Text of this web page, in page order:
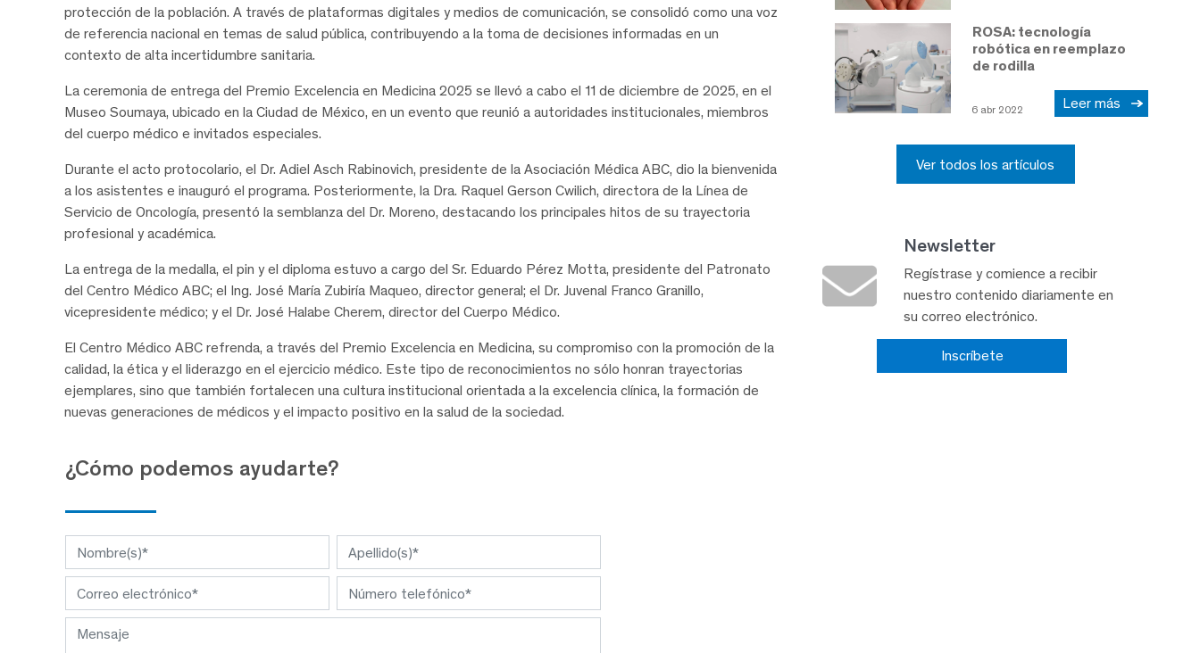
protección de la población. A través de plataformas digitales y medios de comunicación, se consolidó como una voz
de referencia nacional en temas de salud pública, contribuyendo a la toma de decisiones informadas en un
contexto de alta incertidumbre sanitaria.
La ceremonia de entrega del Premio Excelencia en Medicina 2025 se llevó a cabo el 11 de diciembre de 2025, en el
Museo Soumaya, ubicado en la Ciudad de México, en un evento que reunió a autoridades institucionales, miembros
del cuerpo médico e invitados especiales.
Durante el acto protocolario, el Dr. Adiel Asch Rabinovich, presidente de la Asociación Médica ABC, dio la bienvenida
a los asistentes e inauguró el programa. Posteriormente, la Dra. Raquel Gerson Cwilich, directora de la Línea de
Servicio de Oncología, presentó la semblanza del Dr. Moreno, destacando los principales hitos de su trayectoria
profesional y académica.
La entrega de la medalla, el pin y el diploma estuvo a cargo del Sr. Eduardo Pérez Motta, presidente del Patronato
del Centro Médico ABC; el Ing. José María Zubiría Maqueo, director general; el Dr. Juvenal Franco Granillo,
vicepresidente médico; y el Dr. José Halabe Cherem, director del Cuerpo Médico.
El Centro Médico ABC refrenda, a través del Premio Excelencia en Medicina, su compromiso con la promoción de la
calidad, la ética y el liderazgo en el ejercicio médico. Este tipo de reconocimientos no sólo honran trayectorias
ejemplares, sino que también fortalecen una cultura institucional orientada a la excelencia clínica, la formación de
nuevas generaciones de médicos y el impacto positivo en la salud de la sociedad.
¿Cómo podemos ayudarte?
ROSA: tecnología
robótica en reemplazo
de rodilla
6 abr 2022 Leer más
Ver todos los artículos
Newsletter
Regístrase y comience a recibir
nuestro contenido diariamente en
su correo electrónico.
Inscríbete